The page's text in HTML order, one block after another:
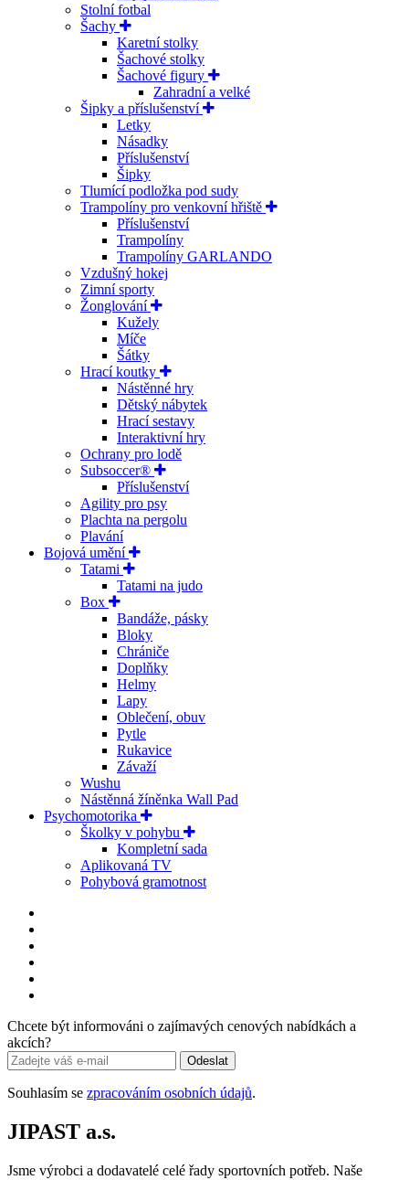
Stolní fotbal
Šachy
Karetní stolky
Šachové stolky
Šachové figury
Zahradní a velké
Šipky a příslušenství
Letky
Násadky
Příslušenství
Šipky
Tlumící podložka pod sudy
Trampolíny pro venkovní hřiště
Příslušenství
Trampolíny
Trampolíny GARLANDO
Vzdušný hokej
Zimní sporty
Žonglování
Kužely
Míče
Šátky
Hrací koutky
Nástěnné hry
Dětský nábytek
Hrací sestavy
Interaktivní hry
Ochrany pro lodě
Subsoccer®
Příslušenství
Agility pro psy
Plachta na pergolu
Plavání
Bojová umění
Tatami
Tatami na judo
Box
Bandáže, pásky
Bloky
Chrániče
Doplňky
Helmy
Lapy
Oblečení, obuv
Pytle
Rukavice
Závaží
Wushu
Nástěnná žíněnka Wall Pad
Psychomotorika
Školky v pohybu
Kompletní sada
Aplikovaná TV
Pohybová gramotnost
Chcete být informováni o zajímavých cenových nabídkách a
akcích?
Odeslat
Souhlasím se zpracováním osobních údajů.
JIPAST a.s.
Jsme výrobci a dodavatelé celé řady sportovních potřeb. Naše